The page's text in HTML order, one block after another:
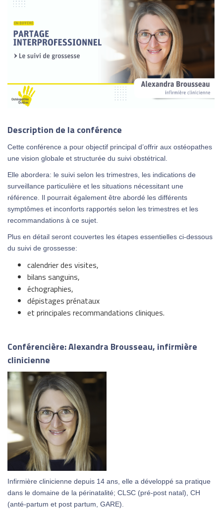
Description de la conférence
Cette conférence a pour objectif principal d’offrir aux ostéopathes
une vision globale et structurée du suivi obstétrical.
Elle abordera: le suivi selon les trimestres, les indications de
surveillance particulière et les situations nécessitant une
référence. Il pourrait également être abordé les différents
symptômes et inconforts rapportés selon les trimestres et les
recommandations à ce sujet.
Plus en détail seront couvertes les étapes essentielles ci-dessous
du suivi de grossesse:
calendrier des visites,
bilans sanguins,
échographies,
dépistages prénataux
et principales recommandations cliniques.
Conférencière: Alexandra Brousseau, infirmière
clinicienne
Infirmière clinicienne depuis 14 ans, elle a développé sa pratique
dans le domaine de la périnatalité; CLSC (pré-post natal), CH
(anté-partum et post partum, GARE).